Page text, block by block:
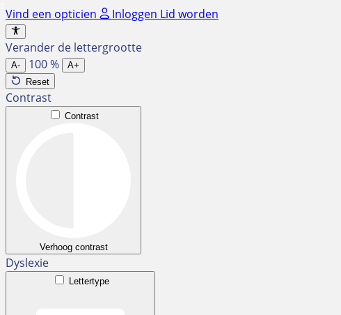
Ga
naar
de
inhoud
Vind een opticien Inloggen Lid worden
Verander de lettergrootte
A- 100%
A+
Reset
Contrast
Contrast
Verhoog contrast
Dyslexie
Lettertype